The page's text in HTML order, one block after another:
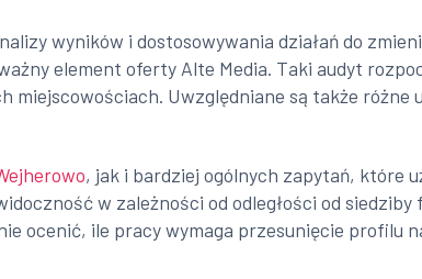
wyników i dostosowywania działań do
element oferty Alte Media. Taki audyt
Uwzględniane są także różne
, jak i bardziej ogólnych zapytań, które
w zależności od odległości od
ocenić, ile pracy wymaga przesunięcie profilu